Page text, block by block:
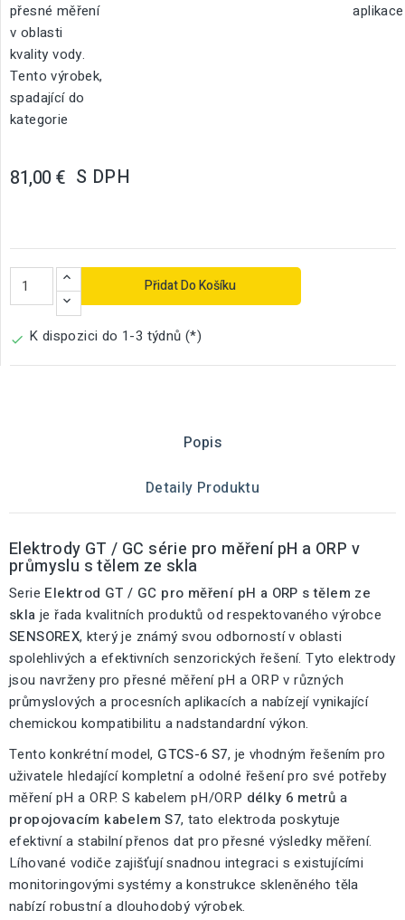
přesné měření
v oblasti
kvality vody.
Tento výrobek,
spadající do
kategorie
81,00 € S DPH
Přidat Do Košíku
 K dispozici do 1-3 týdnů (*)
Popis
Detaily Produktu
Elektrody GT / GC série pro měření pH a ORP v
průmyslu s tělem ze skla
Serie Elektrod GT / GC pro měření pH a ORP s tělem ze
skla je řada kvalitních produktů od respektovaného výrobce
SENSOREX, který je známý svou odborností v oblasti
spolehlivých a efektivních senzorických řešení. Tyto elektrody
jsou navrženy pro přesné měření pH a ORP v různých
průmyslových a procesních aplikacích a nabízejí vynikající
chemickou kompatibilitu a nadstandardní výkon.
Tento konkrétní model, GTCS-6 S7, je vhodným řešením pro
uživatele hledající kompletní a odolné řešení pro své potřeby
měření pH a ORP. S kabelem pH/ORP délky 6 metrů a
propojovacím kabelem S7, tato elektroda poskytuje
efektivní a stabilní přenos dat pro přesné výsledky měření.
Líhované vodiče zajišťují snadnou integraci s existujícími
monitoringovými systémy a konstrukce skleněného těla
nabízí robustní a dlouhodobý výrobek.